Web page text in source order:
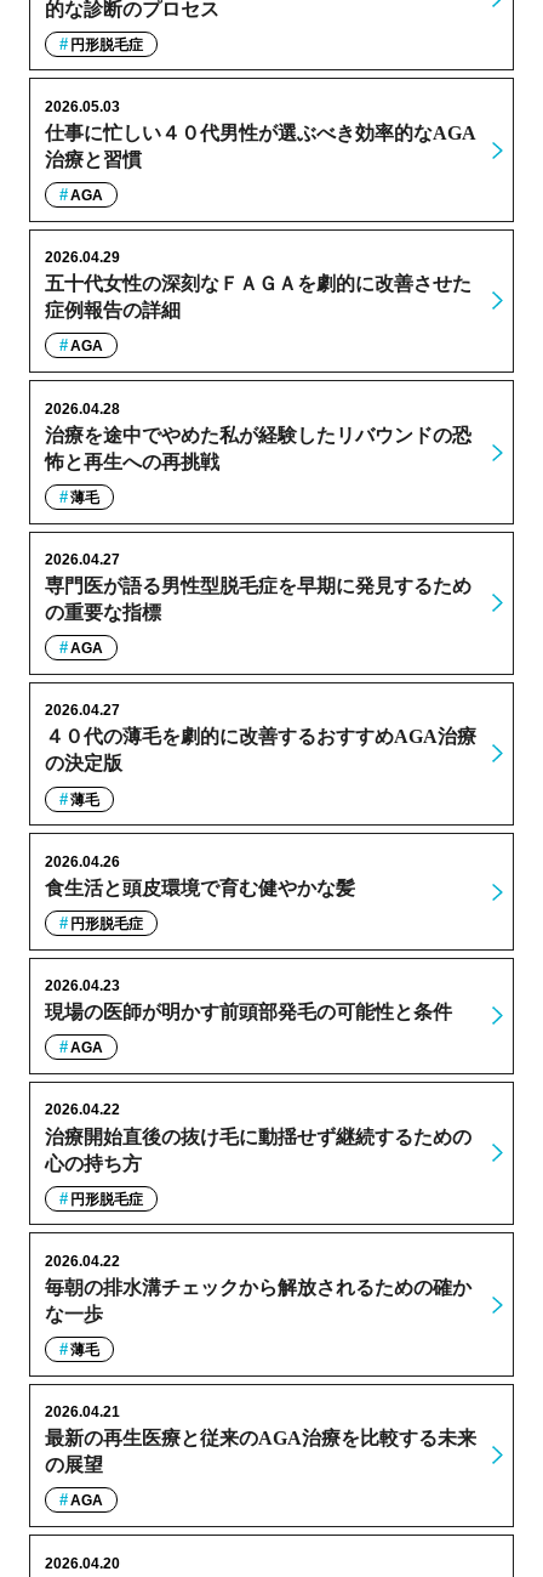
的な診断のプロセス
円形脱毛症
仕事に忙しい４０代男性が選ぶべき効率的なAGA
治療と習慣
2026.05.03
AGA
五十代女性の深刻なＦＡＧＡを劇的に改善させた
症例報告の詳細
2026.04.29
AGA
治療を途中でやめた私が経験したリバウンドの恐
怖と再生への再挑戦
2026.04.28
薄毛
専門医が語る男性型脱毛症を早期に発見するため
の重要な指標
2026.04.27
AGA
４０代の薄毛を劇的に改善するおすすめAGA治療
の決定版
2026.04.27
薄毛
食生活と頭皮環境で育む健やかな髪
2026.04.26
円形脱毛症
現場の医師が明かす前頭部発毛の可能性と条件
2026.04.23
AGA
治療開始直後の抜け毛に動揺せず継続するための
心の持ち方
2026.04.22
円形脱毛症
毎朝の排水溝チェックから解放されるための確か
な一歩
2026.04.22
薄毛
最新の再生医療と従来のAGA治療を比較する未来
の展望
2026.04.21
AGA
2026.04.20